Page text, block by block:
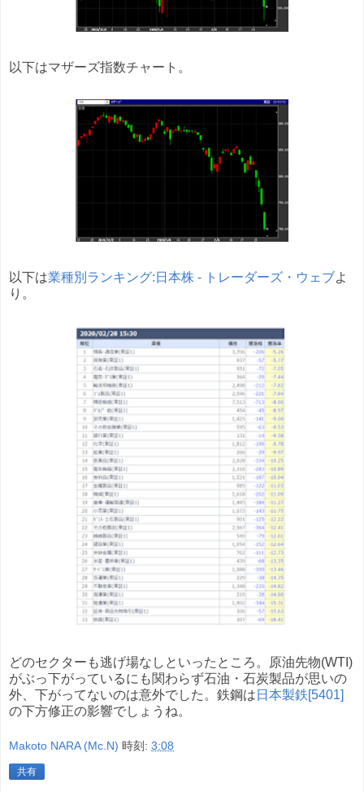
以下はマザーズ指数チャート。
以下は業種別ランキング:日本株 - トレーダーズ・ウェブよ
り。
どのセクターも逃げ場なしといったところ。原油先物(WTI)
がぶっ下がっているにも関わらず石油・石炭製品が思いの
外、下がってないのは意外でした。鉄鋼は 日本製鉄[5401]
の下方修正の影響でしょうね。
Makoto NARA (Mc.N) 時刻: 3:08
共有